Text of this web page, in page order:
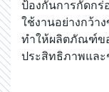
ป้องกันการกัดกร่
ใช้งานอย่างกว้า
ทำให้ผลิตภัณฑ์ขอ
ประสิทธิภาพแล